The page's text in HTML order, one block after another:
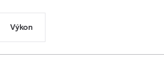
Výkon